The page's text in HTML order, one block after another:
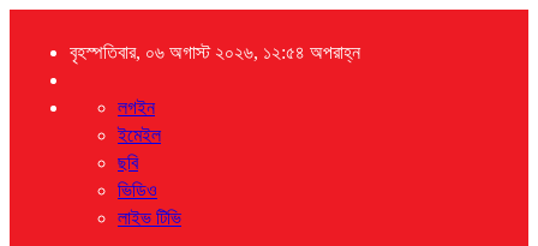
বৃহস্পতিবার, ০৬ অগাস্ট ২০২৬, ১২:৫৪ অপরাহ্ন
লগইন
ইমেইল
ছবি
ভিডিও
লাইভ টিভি